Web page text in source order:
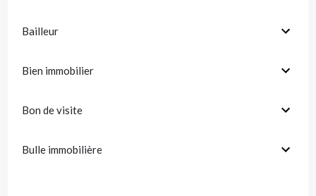
Bailleur
Bien immobilier
Bon de visite
Bulle immobilière